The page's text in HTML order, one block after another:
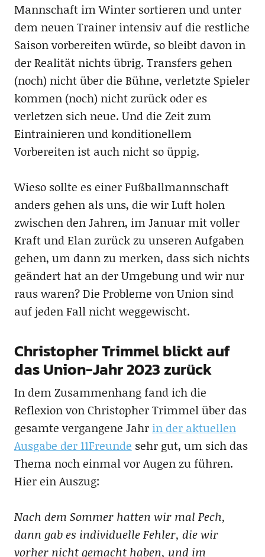
Mannschaft im Winter sortieren und unter
dem neuen Trainer intensiv auf die restliche
Saison vorbereiten würde, so bleibt davon in
der Realität nichts übrig. Transfers gehen
(noch) nicht über die Bühne, verletzte Spieler
kommen (noch) nicht zurück oder es
verletzen sich neue. Und die Zeit zum
Eintrainieren und konditionellem
Vorbereiten ist auch nicht so üppig.
Wieso sollte es einer Fußballmannschaft
anders gehen als uns, die wir Luft holen
zwischen den Jahren, im Januar mit voller
Kraft und Elan zurück zu unseren Aufgaben
gehen, um dann zu merken, dass sich nichts
geändert hat an der Umgebung und wir nur
raus waren? Die Probleme von Union sind
auf jeden Fall nicht weggewischt.
Christopher Trimmel blickt auf
das Union-Jahr 2023 zurück
In dem Zusammenhang fand ich die
Reflexion von Christopher Trimmel über das
gesamte vergangene Jahr in der aktuellen
Ausgabe der 11Freunde sehr gut, um sich das
Thema noch einmal vor Augen zu führen.
Hier ein Auszug:
Nach dem Sommer hatten wir mal Pech,
dann gab es individuelle Fehler, die wir
vorher nicht gemacht haben, und im